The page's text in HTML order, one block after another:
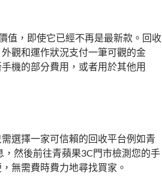
值，即使它已經不再是最新款。回收
觀和運作狀況支付一筆可觀的金
機的部分費用，或者用於其他用
選擇一家可信賴的回收平台例如青
然後前往青蘋果3C門市檢測您的手
無需費時費力地尋找買家。